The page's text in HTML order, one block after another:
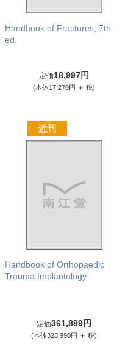
Handbook of Fractures, 7th
ed.
定価18,997円
(本体17,270円 ＋ 税)
Handbook of Orthopaedic
Trauma Implantology
定価361,889円
(本体328,990円 ＋ 税)